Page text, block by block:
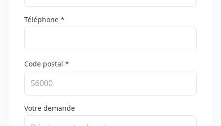
Téléphone *
Code postal *
Votre demande